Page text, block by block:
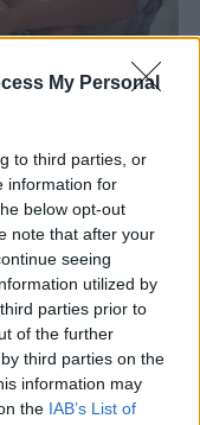
My Personal
to third parties, or
information for
below opt-out
note that after your
seeing
utilized by
parties prior to
of the further
third parties on the
information may
the IAB’s List of